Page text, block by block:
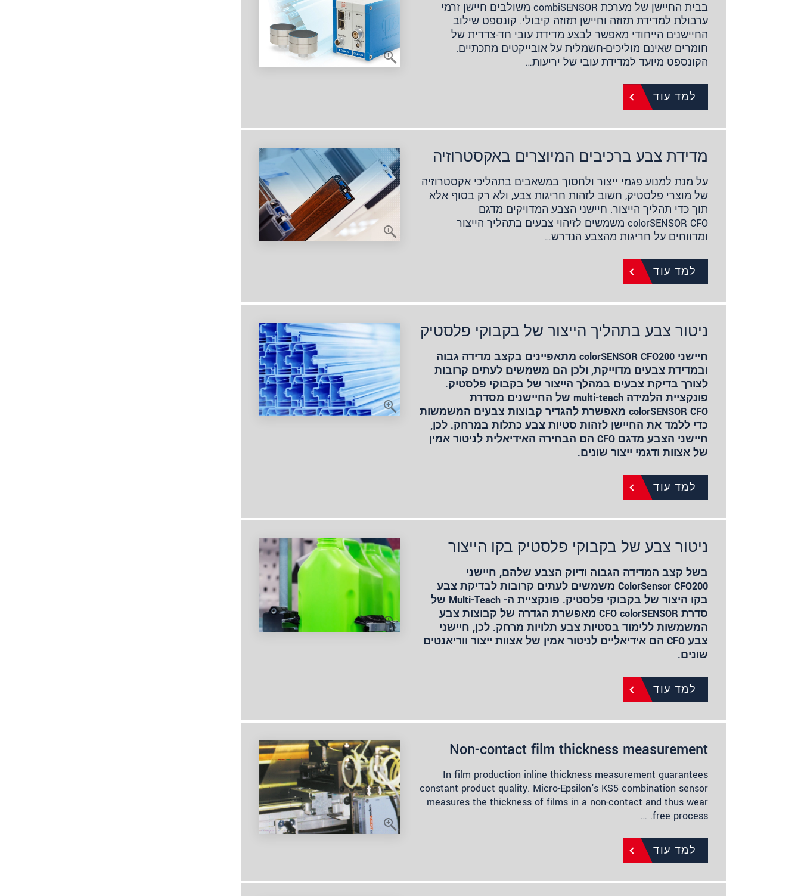
בבית החיישן של מערכת combiSENSOR משולבים חיישן זרמי
ערבולת למדידת תזוזה וחיישן תזוזה קיבולי. קונספט שילוב
החיישנים הייחודי מאפשר לבצע מדידת עובי חד-צדדית של
חומרים שאינם מוליכים-חשמלית על אובייקטים מתכתיים.
הקונספט מיועד למדידת עובי של יריעות…
למד עוד
מדידת צבע ברכיבים המיוצרים באקסטרוזיה
על מנת למנוע פגמי ייצור ולחסוך במשאבים בתהליכי אקסטרוזיה
של מוצרי פלסטיק, חשוב לזהות חריגות צבע, ולא רק בסוף אלא
תוך כדי תהליך הייצור. חיישני הצבע המדויקים מדגם
colorSENSOR CFO משמשים לזיהוי צבעים בתהליך הייצור
ומדווחים על חריגות מהצבע הנדרש…
למד עוד
ניטור צבע בתהליך הייצור של בקבוקי פלסטיק
חיישני colorSENSOR CFO200 מתאפיינים בקצב מדידה גבוה
ובמדידת צבעים מדוייקת, ולכן הם משמשים לעתים קרובות
לצורך בדיקת צבעים במהלך הייצור של בקבוקי פלסטיק.
פונקציית הלמידה multi-teach של החיישנים מסדרת
colorSENSOR CFO מאפשרת להגדיר קבוצות צבעים המשמשות
כדי ללמד את החיישן לזהות סטיות צבע כתלות במרחק. לכן,
חיישני הצבע מדגם CFO הם הבחירה האידיאלית לניטור אמין
של אצוות ודגמי ייצור שונים.
למד עוד
ניטור צבע של בקבוקי פלסטיק בקו הייצור
בשל קצב המדידה הגבוה ודיוק הצבע שלהם, חיישני
ColorSensor CFO200 משמשים לעתים קרובות לבדיקת צבע
בקו היצור של בקבוקי פלסטיק. פונקציית ה- Multi-Teach של
סדרת CFO colorSENSOR מאפשרת הגדרה של קבוצות צבע
המשמשות ללימוד בסטיות צבע תלויות מרחק. לכן, חיישני
צבע CFO הם אידיאליים לניטור אמין של אצוות ייצור ווריאנטים
שונים.
למד עוד
Non-contact film thickness measurement
In film production inline thickness measurement guarantees
constant product quality. Micro-Epsilon's KS5 combination sensor
measures the thickness of films in a non-contact and thus wear
free process. …
למד עוד